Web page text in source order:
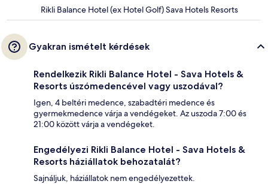
Rikli Balance Hotel (ex Hotel Golf) Sava Hotels Resorts
Gyakran ismételt kérdések
Rendelkezik Rikli Balance Hotel - Sava Hotels &
Resorts úszómedencével vagy uszodával?
Igen, 4 beltéri medence, szabadtéri medence és
gyermekmedence várja a vendégeket. Az uszoda 7:00 és
21:00 között várja a vendégeket.
Engedélyezi Rikli Balance Hotel - Sava Hotels &
Resorts háziállatok behozatalát?
Sajnáljuk, háziállatok nem engedélyezettek.